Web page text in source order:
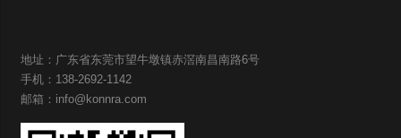
地址：广东省东莞市望牛墩镇赤滘南昌南路6号
手机：138-2692-1142
邮箱：info@konnra.com